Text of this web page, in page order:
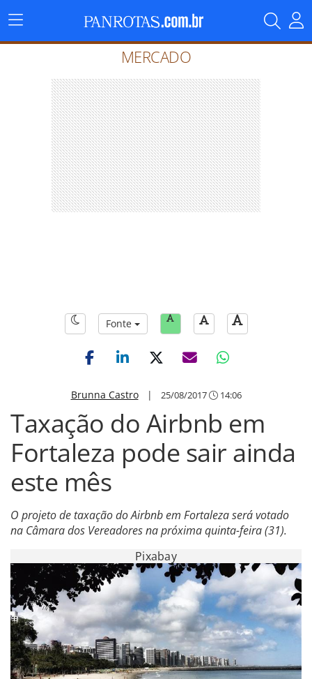
Menu
Principal
MERCADO
Fonte
Brunna Castro| 25/08/2017 14:06
Taxação do Airbnb em
Fortaleza pode sair ainda
este mês
O projeto de taxação do Airbnb em Fortaleza será votado
na Câmara dos Vereadores na próxima quinta-feira (31).
Pixabay